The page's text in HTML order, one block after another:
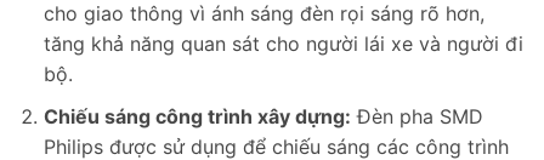
cho giao thông vì ánh sáng đèn rọi sáng rõ hơn,
tăng khả năng quan sát cho người lái xe và người đi
bộ.
Chiếu sáng công trình xây dựng: Đèn pha SMD
Philips được sử dụng để chiếu sáng các công trình